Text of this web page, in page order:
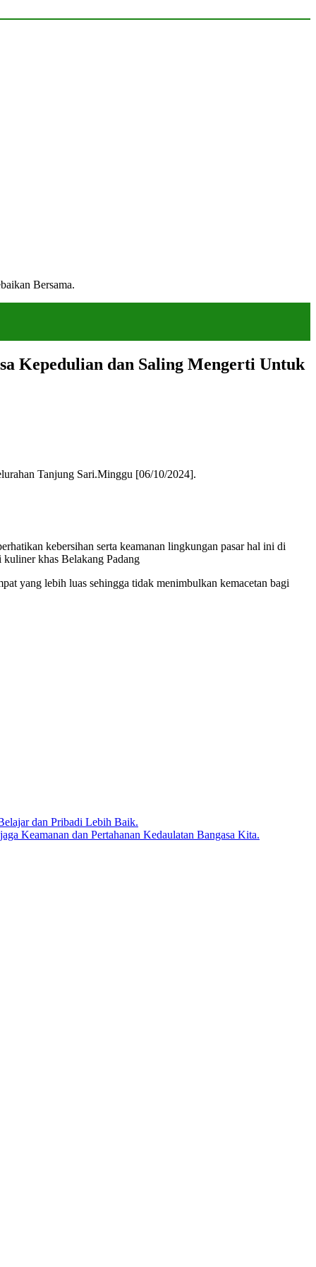
Bersama.
Kepedulian dan Saling Mengerti Untuk
Tanjung Sari.Minggu [06/10/2024].
kebersihan serta keamanan lingkungan pasar hal ini di
khas Belakang Padang
yang lebih luas sehingga tidak menimbulkan kemacetan bagi
dan Pribadi Lebih Baik.
Keamanan dan Pertahanan Kedaulatan Bangasa Kita.